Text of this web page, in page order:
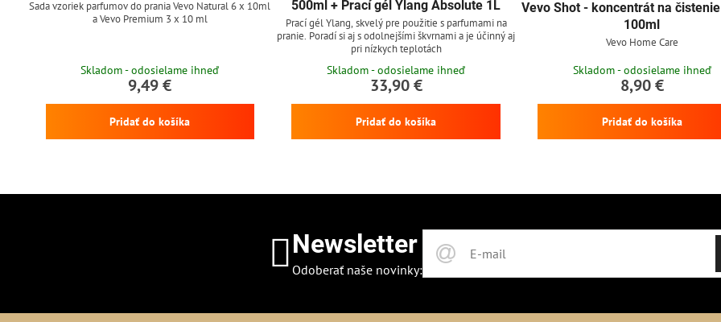
Sada vzoriek parfumov do prania Vevo Natural 6 x 10ml
a Vevo Premium 3 x 10 ml
Skladom - odosielame ihneď
9,49 €
Pridať do košíka
500ml + Prací gél Ylang Absolute 1L
Prací gél Ylang, skvelý pre použitie s parfumami na
pranie. Poradí si aj s odolnejšími škvrnami a je účinný aj
pri nízkych teplotách
Skladom - odosielame ihneď
33,90 €
Pridať do košíka
Vevo Shot - koncentrát na
100ml
Vevo Home Care
Skladom - odosielame ihneď
8,90 €
Pridať do košíka
Newsletter
Odoberať naše novinky: